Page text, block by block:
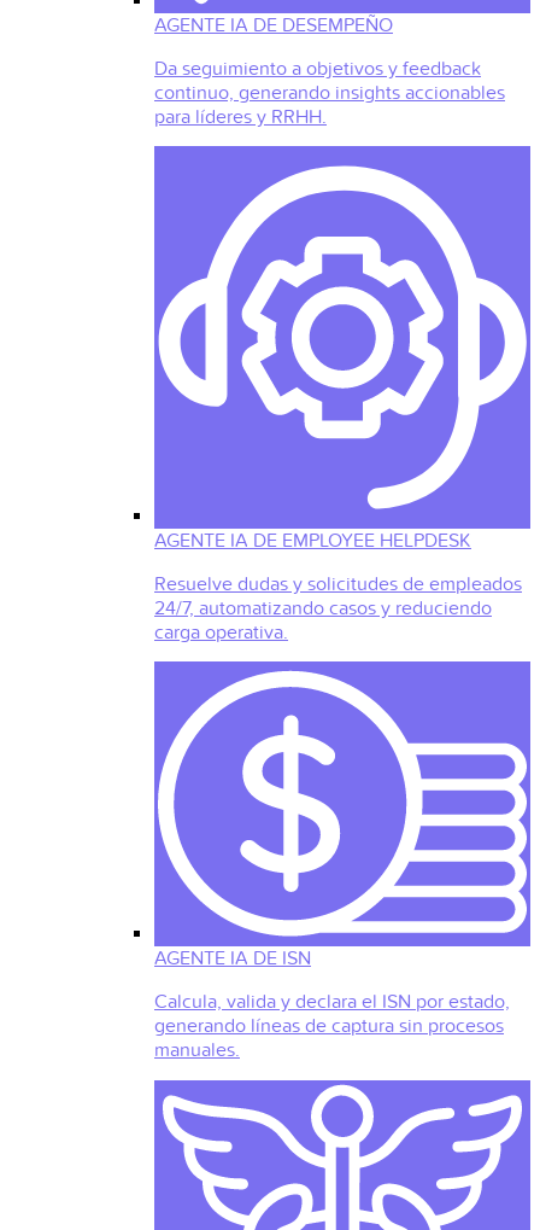
AGENTE IA DE DESEMPEÑO
Da seguimiento a objetivos y feedback
continuo, generando insights accionables
para líderes y RRHH.
AGENTE IA DE EMPLOYEE HELPDESK
Resuelve dudas y solicitudes de empleados
24/7, automatizando casos y reduciendo
carga operativa.
AGENTE IA DE ISN
Calcula, valida y declara el ISN por estado,
generando líneas de captura sin procesos
manuales.